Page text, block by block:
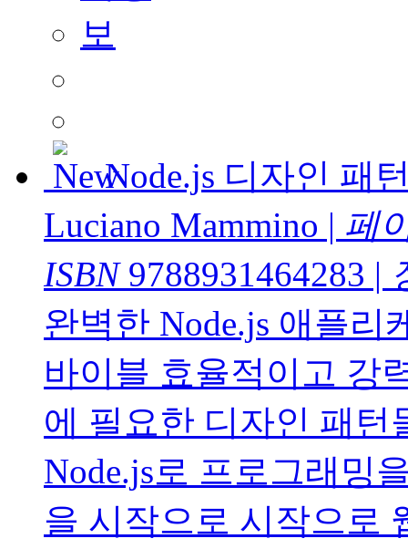
Node.js 디자인 패
Luciano Mammino | 페
ISBN9788931464283 |
완벽한 Node.js 애플리
바이블 효율적이고 강
에 필요한 디자인 패턴
Node.js로 프로그래밍
을 시작으로 시작으로